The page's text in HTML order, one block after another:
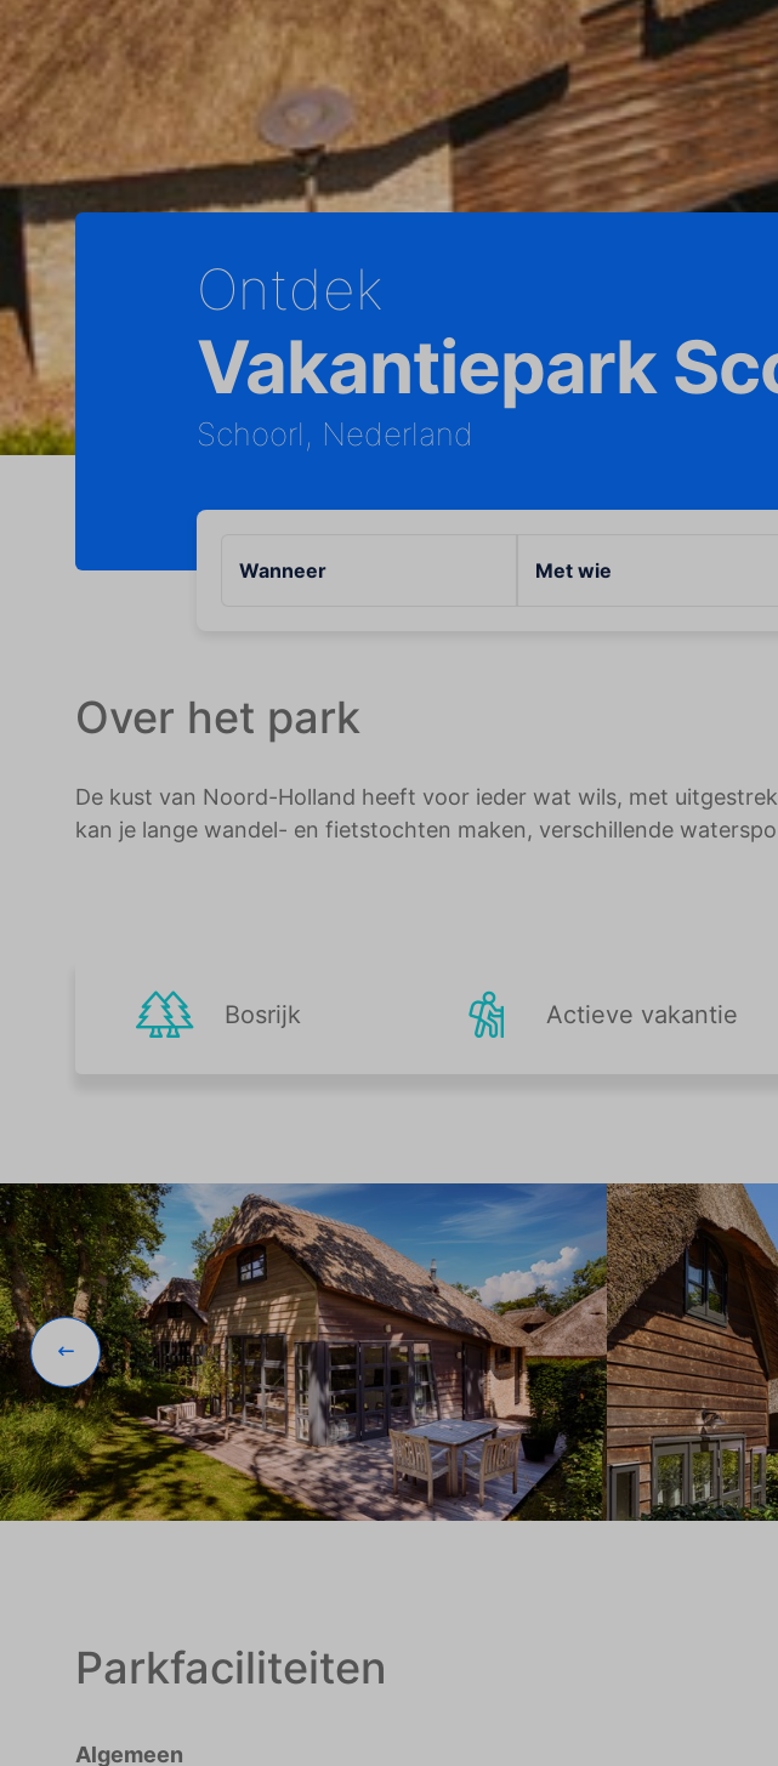
Ontdek
Vakantiepark
Schoorl, Nederland
Wanneer Met wie
Over het park
De kust van Noord-Holland heeft voor ieder wat wils, met
kan je lange wandel- en fietstochten maken, verschillende
Bosrijk Actieve vakantie
Parkfaciliteiten
Algemeen